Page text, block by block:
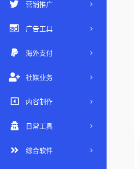
营销推广
广告工具
海外支付
社媒业务
内容制作
日常工具
综合软件